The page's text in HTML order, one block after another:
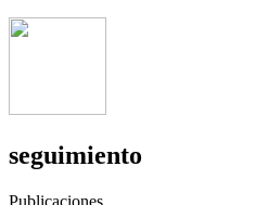
seguimiento
Publicaciones